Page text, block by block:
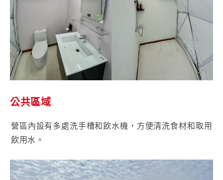
公共區域
營區內設有多處洗手槽和飲水機，方便清洗食材和取用
飲用水。